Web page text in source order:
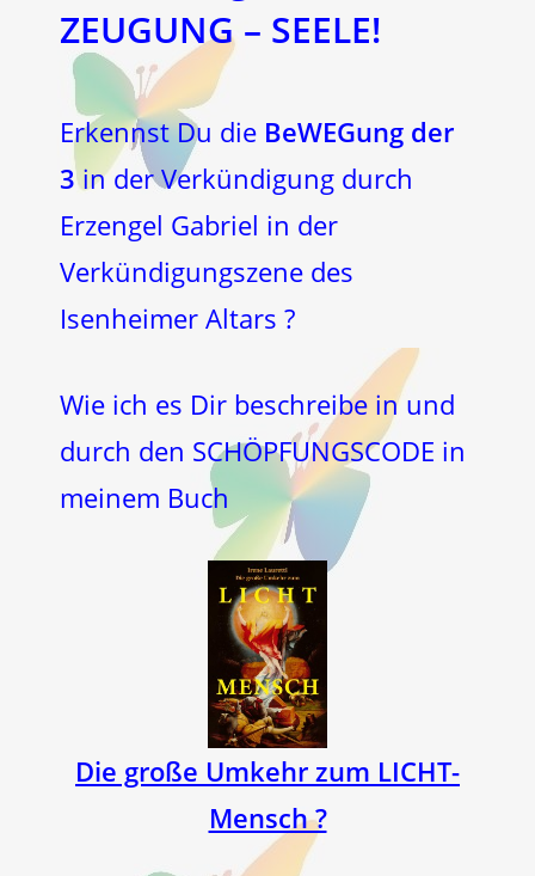
ZEUGUNG– SEELE!
Erkennst Du die BeWEGung der
3in der Verkündigung durch
Erzengel Gabriel in der
Verkündigungszene des
Isenheimer Altars ?
Wie ich es Dir beschreibe in und
durch den SCHÖPFUNGSCODE in
meinem Buch
Die große Umkehr zum LICHT-
Mensch ?